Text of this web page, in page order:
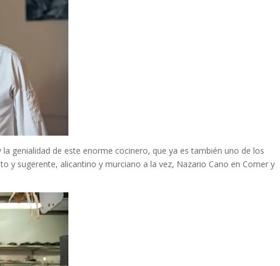
genialidad de este enorme cocinero, que ya es también uno de los
y sugerente, alicantino y murciano a la vez, Nazario Cano en Comer y